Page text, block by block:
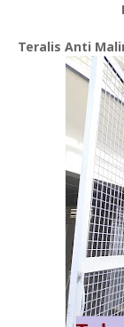
Teralis Anti